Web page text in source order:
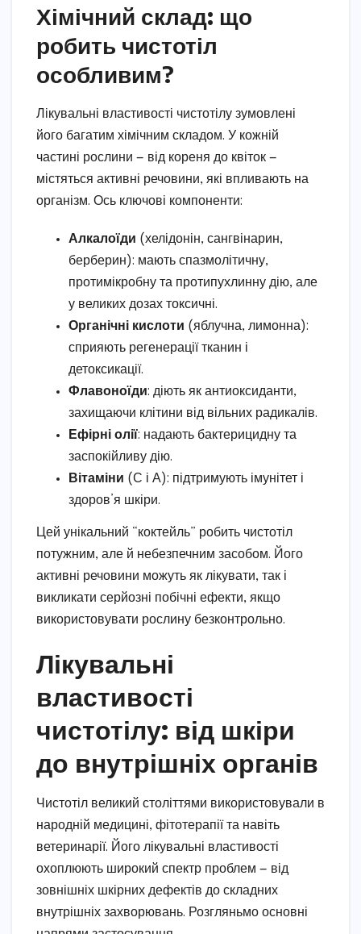
Хімічний склад: що
робить чистотіл
особливим?
Лікувальні властивості чистотілу зумовлені
його багатим хімічним складом. У кожній
частині рослини — від кореня до квіток —
містяться активні речовини, які впливають на
організм. Ось ключові компоненти:
Алкалоїди (хелідонін, сангвінарин,
берберин): мають спазмолітичну,
протимікробну та протипухлинну дію, але
у великих дозах токсичні.
Органічні кислоти (яблучна, лимонна):
сприяють регенерації тканин і
детоксикації.
Флавоноїди: діють як антиоксиданти,
захищаючи клітини від вільних радикалів.
Ефірні олії: надають бактерицидну та
заспокійливу дію.
Вітаміни (С і А): підтримують імунітет і
здоров’я шкіри.
Цей унікальний “коктейль” робить чистотіл
потужним, але й небезпечним засобом. Його
активні речовини можуть як лікувати, так і
викликати серйозні побічні ефекти, якщо
використовувати рослину безконтрольно.
Лікувальні
властивості
чистотілу: від шкіри
до внутрішніх органів
Чистотіл великий століттями використовували в
народній медицині, фітотерапії та навіть
ветеринарії. Його лікувальні властивості
охоплюють широкий спектр проблем — від
зовнішніх шкірних дефектів до складних
внутрішніх захворювань. Розгляньмо основні